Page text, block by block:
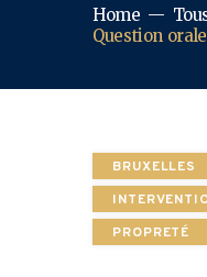
Home
Question
BRUXELLES
PROPRETÉ